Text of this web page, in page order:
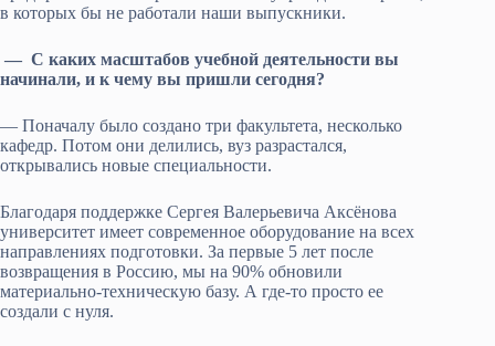
в которых бы не работали наши выпускники.
— С каких масштабов учебной деятельности вы
начинали, и к чему вы пришли сегодня?
— Поначалу было создано три факультета, несколько
кафедр. Потом они делились, вуз разрастался,
открывались новые специальности.
Благодаря поддержке Сергея Валерьевича Аксёнова
университет имеет современное оборудование на всех
направлениях подготовки. За первые 5 лет после
возвращения в Россию, мы на 90% обновили
материально-техническую базу. А где-то просто ее
создали с нуля.